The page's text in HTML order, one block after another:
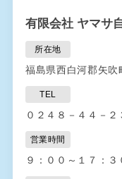
有限会社 ヤマサ
所在地
福島県西白河郡矢吹
TEL
０２４８－４４－２
営業時間
９：００～１７：３